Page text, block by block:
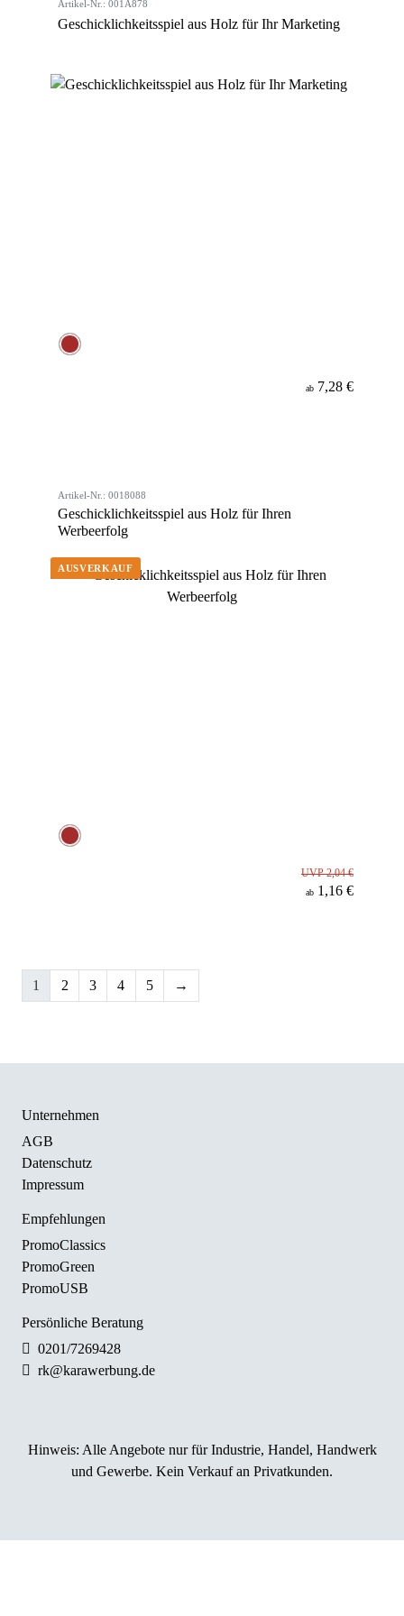
Artikel-Nr.: 001A878
Geschicklichkeitsspiel aus Holz für Ihr Marketing
ab 7,28 €
Artikel-Nr.: 0018088
Geschicklichkeitsspiel aus Holz für Ihren
Werbeerfolg
UVP 2,04 €
ab 1,16 €
1 2 3 4 5 →
Unternehmen
AGB
Datenschutz
Impressum
Empfehlungen
PromoClassics
PromoGreen
PromoUSB
Persönliche Beratung
0201/7269428
rk@karawerbung.de
Hinweis: Alle Angebote nur für Industrie, Handel, Handwerk
und Gewerbe. Kein Verkauf an Privatkunden.